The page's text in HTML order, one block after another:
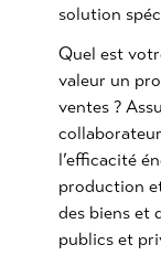
solution
Quel est
valeur un
ventes ?
l’efficacité
production
des biens et
publics et